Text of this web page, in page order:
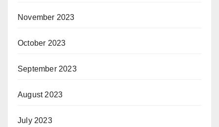
November 2023
October 2023
September 2023
August 2023
July 2023